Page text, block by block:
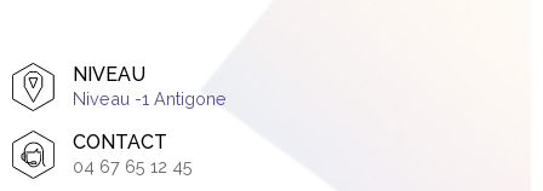
NIVEAU
Niveau -1 Antigone
CONTACT
04 67 65 12 45